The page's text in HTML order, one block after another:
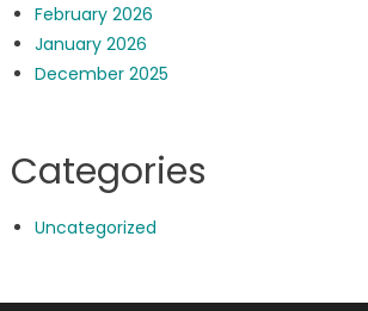
February 2026
January 2026
December 2025
Categories
Uncategorized